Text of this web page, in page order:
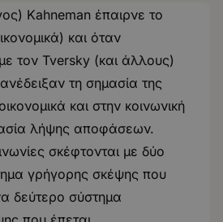
Kahneman έπαιρνε το
και όταν
τον Tversky (και άλλους)
τη σημασία της
και στην κοινωνική
λήψης αποφάσεων.
σκέφτονται με δύο
γρήγορης σκέψης που
δεύτερο σύστημα